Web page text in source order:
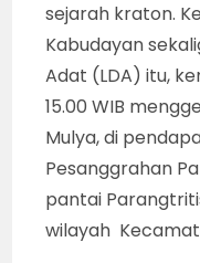
sejarah kraton.
Kabudayan
Adat (LDA) itu,
15.00 WIB
Mulya, di
Pesanggrahan
pantai
wilayah